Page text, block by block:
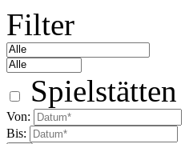
Filter
Spielstätten
Von:
Bis: